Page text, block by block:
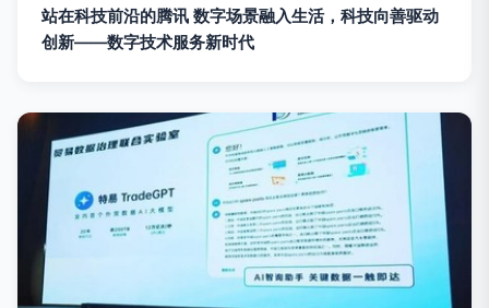
站在科技前沿的腾讯 数字场景融入生活，科技向善驱动
创新——数字技术服务新时代